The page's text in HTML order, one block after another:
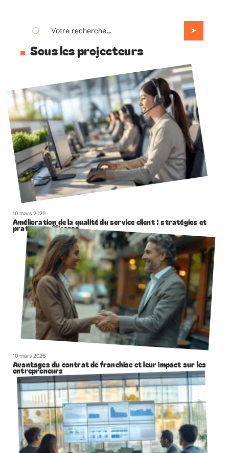
Sous les projecteurs
10 mars 2026
Amélioration de la qualité du service client : stratégies et
pratiques efficaces
10 mars 2026
Avantages du contrat de franchise et leur impact sur les
entrepreneurs